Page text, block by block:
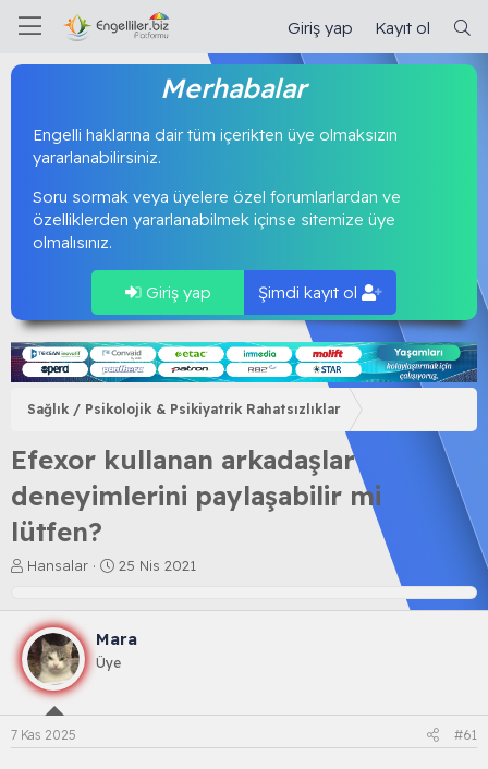
Giriş yap Kayıt ol
Merhabalar
Engelli haklarına dair tüm içerikten üye olmaksızın
yararlanabilirsiniz.
Soru sormak veya üyelere özel forumlarlardan ve
özelliklerden yararlanabilmek içinse sitemize üye
olmalısınız.
Giriş yap Şimdi kayıt ol
Sağlık / Psikolojik & Psikiyatrik Rahatsızlıklar
Efexor kullanan arkadaşlar
deneyimlerini paylaşabilir mi
lütfen?
K
b
u
y
u
b
a
ş
Hansalar
B
a
n
ç
25 Nis 2021
Mara
Üye
7 Kas 2025 #61